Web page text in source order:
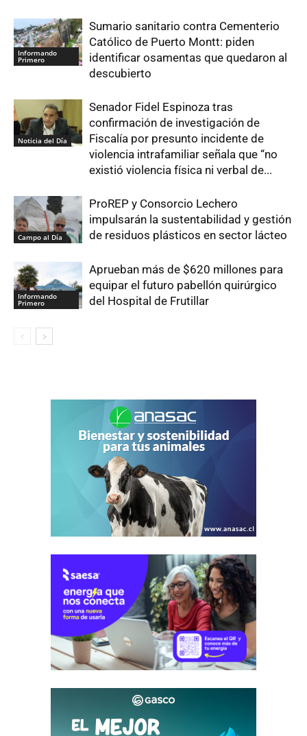
Informando
Primero
Sumario sanitario contra Cementerio
Católico de Puerto Montt: piden
identificar osamentas que quedaron al
descubierto
Noticia del Día
Senador Fidel Espinoza tras
confirmación de investigación de
Fiscalía por presunto incidente de
violencia intrafamiliar señala que “no
existió violencia física ni verbal de...
Campo al Día
ProREP y Consorcio Lechero
impulsarán la sustentabilidad y gestión
de residuos plásticos en sector lácteo
Informando
Primero
Aprueban más de $620 millones para
equipar el futuro pabellón quirúrgico
del Hospital de Frutillar